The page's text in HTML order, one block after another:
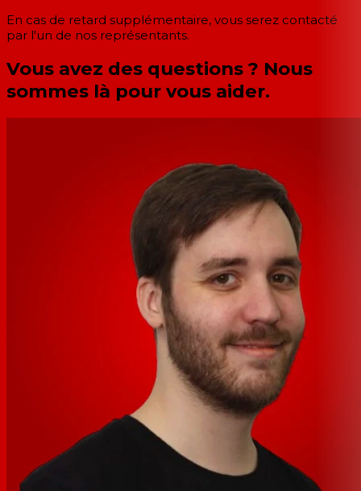
En cas de retard supplémentaire, vous serez contacté
par l'un de nos représentants.
Vous avez des questions ? Nous
sommes là pour vous aider.